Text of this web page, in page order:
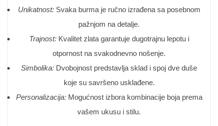
Unikatnost:Svaka burma je ručno izrađena sa posebnom
pažnjom na detalje.
Trajnost:Kvalitet zlata garantuje dugotrajnu lepotu i
otpornost na svakodnevno nošenje.
Simbolika: Dvobojnost predstavlja sklad i spoj dve duše
koje su savršeno usklađene.
Personalizacija:Mogućnost izbora kombinacije boja prema
vašem ukusu i stilu.